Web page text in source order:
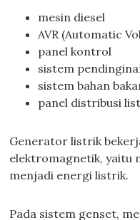
mesin diesel
AVR (Automatic
panel kontrol
sistem
sistem bahan
panel distribusi
Generator listrik
elektromagnetik, yaitu
menjadi energi listrik.
Pada sistem genset,